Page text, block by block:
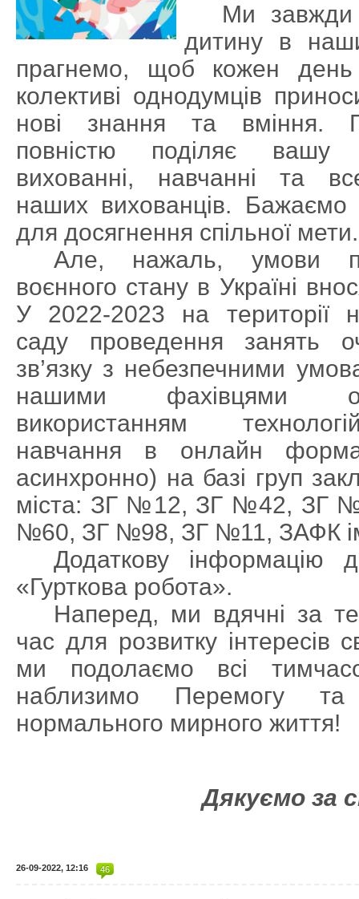
Ми
дитину в
прагнемо, щоб кожен день
колективі однодумців
нові знання та вміння.
повністю поділяє вашу
вихованні, навчанні та
наших вихованців.
для досягнення спільної мети.
Але, нажаль, умови
воєнного стану в Україні
У 2022-2023 на території
саду проведення занять
зв’язку з небезпечними
нашими фахівцями
використанням
навчання в онлайн
асинхронно) на базі груп
міста: ЗГ №12, ЗГ №42, ЗГ
№60, ЗГ №98, ЗГ №11, ЗАФК
Додаткову інформацію
«Гурткова робота».
Наперед, ми вдячні за
час для розвитку інтересів
ми подолаємо всі
наблизимо Перемогу
нормального мирного життя!
Дякуємо за
26-09-2022, 12:16 46